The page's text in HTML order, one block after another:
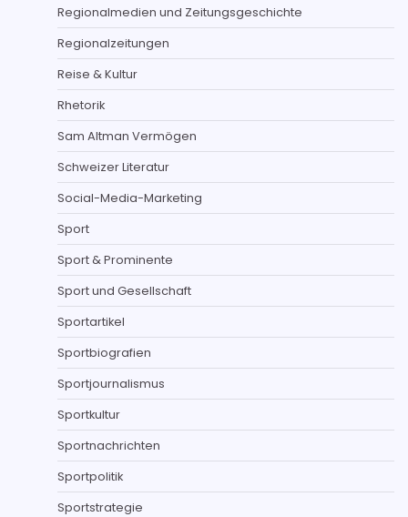
Regionalmedien und Zeitungsgeschichte
Regionalzeitungen
Reise & Kultur
Rhetorik
Sam Altman Vermögen
Schweizer Literatur
Social-Media-Marketing
Sport
Sport & Prominente
Sport und Gesellschaft
Sportartikel
Sportbiografien
Sportjournalismus
Sportkultur
Sportnachrichten
Sportpolitik
Sportstrategie